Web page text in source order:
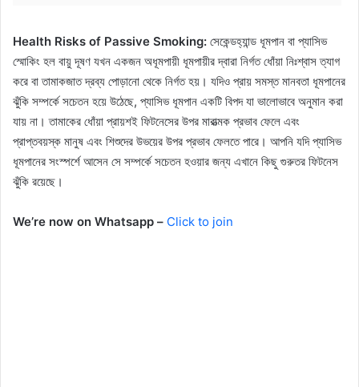
Health Risks of Passive Smoking: সেকেন্ডহ্যান্ড ধূমপান বা প্যাসিভ
স্মোকিং হল বায়ু দূষণ যখন একজন অধূমপায়ী ধূমপায়ীর দ্বারা নির্গত ধোঁয়া নিঃশ্বাস ত্যাগ
করে বা তামাকজাত দ্রব্য পোড়ানো থেকে নির্গত হয়। যদিও প্রায় সমস্ত মানবতা ধূমপানের
ঝুঁকি সম্পর্কে সচেতন হয়ে উঠেছে, প্যাসিভ ধূমপান একটি বিপদ যা ভালোভাবে অনুমান করা
যায় না। তামাকের ধোঁয়া প্রায়শই ফিটনেসের উপর মারাত্মক প্রভাব ফেলে এবং
প্রাপ্তবয়স্ক মানুষ এবং শিশুদের উভয়ের উপর প্রভাব ফেলতে পারে। আপনি যদি প্যাসিভ
ধূমপানের সংস্পর্শে আসেন সে সম্পর্কে সচেতন হওয়ার জন্য এখানে কিছু গুরুতর ফিটনেস
ঝুঁকি রয়েছে।
We’re now on Whatsapp – Click to join